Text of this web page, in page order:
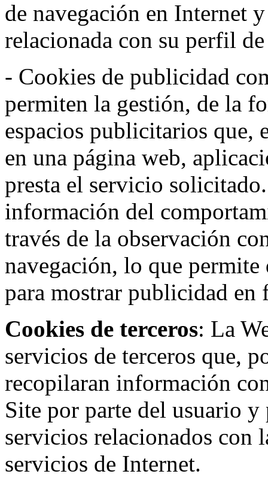
de navegación en Internet
relacionada con su perfil
- Cookies de publicidad
permiten la gestión, de la
espacios publicitarios que,
en una página web,
presta el servicio
información del
través de la observación
navegación, lo que
para mostrar publicidad
Cookies de terceros: La
servicios de terceros que,
recopilaran información
Site por parte del usuario
servicios relacionados con
servicios de Internet.